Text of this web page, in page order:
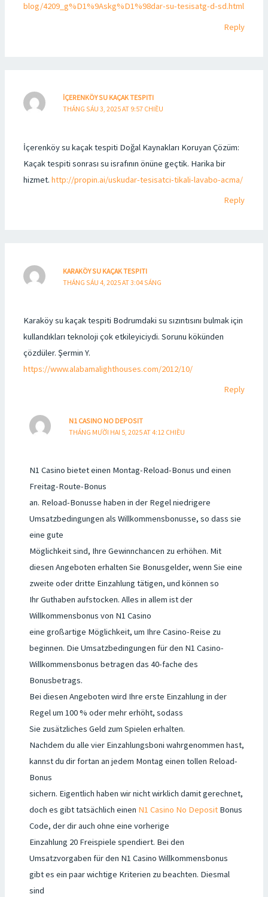
blog/4209_g%D1%9Askg%D1%98dar-su-tesisatg-d-sd.html
Reply
İÇERENKÖY SU KAÇAK TESPITI
THÁNG SÁU 3, 2025 AT 9:57 CHIỀU
İçerenköy su kaçak tespiti Doğal Kaynakları Koruyan Çözüm:
Kaçak tespiti sonrası su israfının önüne geçtik. Harika bir
hizmet.http://propin.ai/uskudar-tesisatci-tikali-lavabo-acma/
Reply
KARAKÖY SU KAÇAK TESPITI
THÁNG SÁU 4, 2025 AT 3:04 SÁNG
Karaköy su kaçak tespiti Bodrumdaki su sızıntısını bulmak için
kullandıkları teknoloji çok etkileyiciydi. Sorunu kökünden
çözdüler. Şermin Y.
https://www.alabamalighthouses.com/2012/10/
Reply
N1 CASINO NO DEPOSIT
THÁNG MƯỜI HAI 5, 2025 AT 4:12 CHIỀU
N1 Casino bietet einen Montag-Reload-Bonus und einen
Freitag-Route-Bonus
an. Reload-Bonusse haben in der Regel niedrigere
Umsatzbedingungen als Willkommensbonusse, so dass sie
eine gute
Möglichkeit sind, Ihre Gewinnchancen zu erhöhen. Mit
diesen Angeboten erhalten Sie Bonusgelder, wenn Sie eine
zweite oder dritte Einzahlung tätigen, und können so
Ihr Guthaben aufstocken. Alles in allem ist der
Willkommensbonus von N1 Casino
eine großartige Möglichkeit, um Ihre Casino-Reise zu
beginnen. Die Umsatzbedingungen für den N1 Casino-
Willkommensbonus betragen das 40-fache des
Bonusbetrags.
Bei diesen Angeboten wird Ihre erste Einzahlung in der
Regel um 100 % oder mehr erhöht, sodass
Sie zusätzliches Geld zum Spielen erhalten.
Nachdem du alle vier Einzahlungsboni wahrgenommen hast,
kannst du dir fortan an jedem Montag einen tollen Reload-
Bonus
sichern. Eigentlich haben wir nicht wirklich damit gerechnet,
doch es gibt tatsächlich einen N1 Casino No DepositBonus
Code, der dir auch ohne eine vorherige
Einzahlung 20 Freispiele spendiert. Bei den
Umsatzvorgaben für den N1 Casino Willkommensbonus
gibt es ein paar wichtige Kriterien zu beachten. Diesmal
sind